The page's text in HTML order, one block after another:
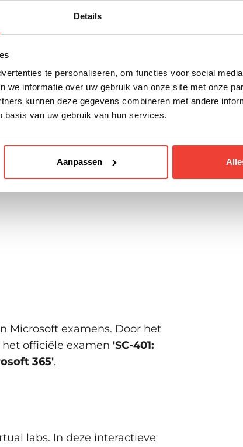
Details
te personaliseren, om functies voor social
we informatie over uw gebruik van onze site met onze
kunnen deze gegevens combineren met andere
van uw gebruik van hun services.
Aanpassen
compliance concept
startmomenten.
Microsoft examens. Door het
officiële examen 'SC-401:
365'.
labs. In deze interactieve